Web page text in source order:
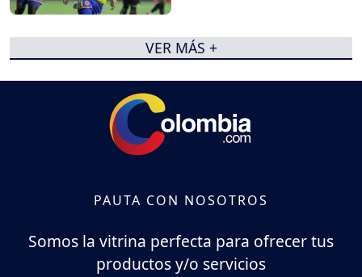
VER MÁS +
PAUTA CON NOSOTROS
Somos la vitrina perfecta para ofrecer tus
productos y/o servicios